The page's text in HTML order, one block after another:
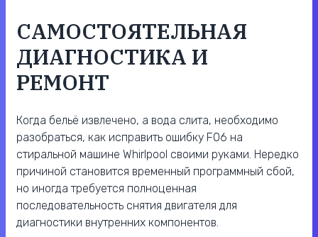
САМОСТОЯТЕЛЬНАЯ
ДИАГНОСТИКА И
РЕМОНТ
Когда бельё извлечено, а вода слита, необходимо
разобраться, как исправить ошибку F06 на
стиральной машине Whirlpool своими руками. Нередко
причиной становится временный программный сбой,
но иногда требуется полноценная
последовательность снятия двигателя для
диагностики внутренних компонентов.